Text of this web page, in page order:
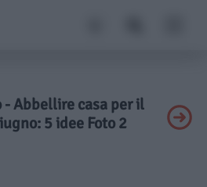
Abbellire casa per il
5 idee Foto 2